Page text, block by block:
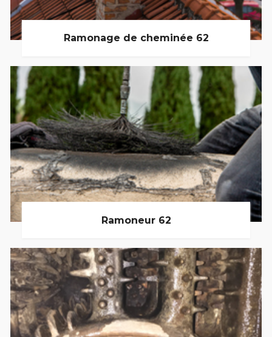
Ramonage de cheminée 62
Ramoneur 62